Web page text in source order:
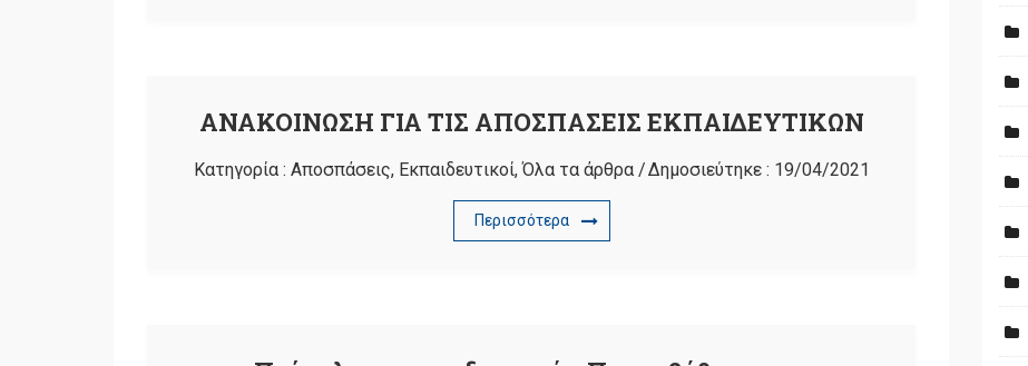
ΑΝΑΚΟΙΝΩΣΗ ΓΙΑ ΤΙΣ ΑΠΟΣΠΑΣΕΙΣ ΕΚΠΑΙΔΕΥΤΙΚΩΝ
Κατηγορία : Αποσπάσεις, Εκπαιδευτικοί,Όλα τα άρθρα/Δημοσιεύτηκε : 19/04/2021
Περισσότερα